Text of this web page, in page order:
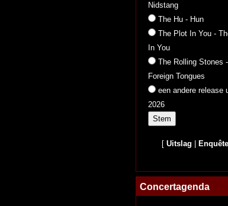
Nidstang
The Hu - Hun
The Plot In You -
In You
The Rolling Stones -
Foreign Tongues
een andere release
2026
[Uitslag
Concertagenda